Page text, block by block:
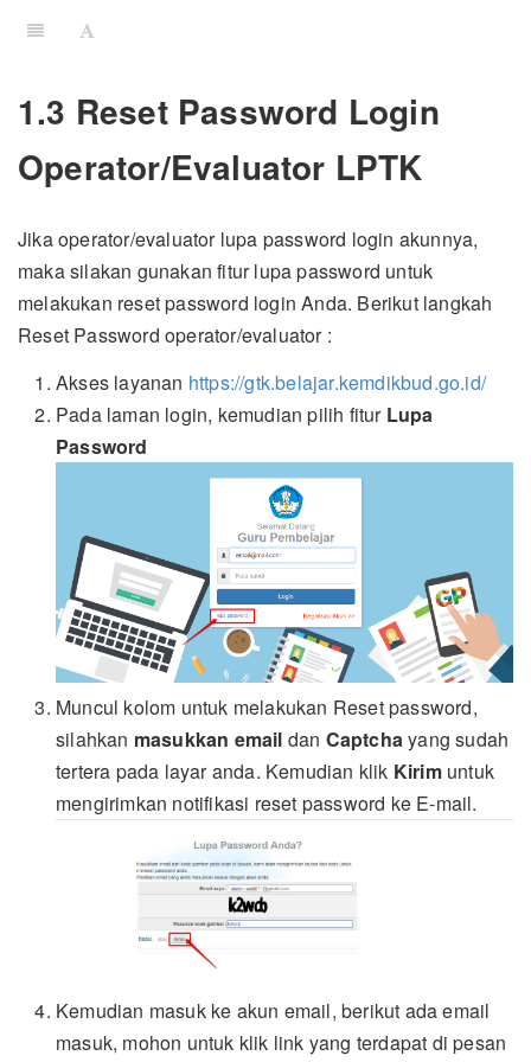
1.3 Reset Password Login
Operator/Evaluator LPTK
Jika operator/evaluator lupa password login akunnya,
maka silakan gunakan fitur lupa password untuk
melakukan reset password login Anda. Berikut langkah
Reset Password operator/evaluator :
Akses layanan https://gtk.belajar.kemdikbud.go.id/
Pada laman login, kemudian pilih fitur Lupa
Password
Muncul kolom untuk melakukan Reset password,
silahkan masukkan email dan Captchayang sudah
tertera pada layar anda. Kemudian klik Kirimuntuk
mengirimkan notifikasi reset password ke E-mail.
Kemudian masuk ke akun email, berikut ada email
masuk, mohon untuk klik link yang terdapat di pesan